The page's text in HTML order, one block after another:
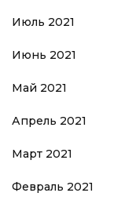
Июль 2021
Июнь 2021
Май 2021
Апрель 2021
Март 2021
Февраль 2021